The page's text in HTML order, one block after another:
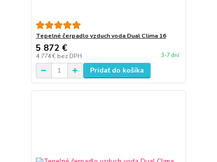
Tepelné čerpadlo vzduch voda Dual Clima 16
5 872 €
4 774 € bez DPH 3-7 dní
Pridať do košíka